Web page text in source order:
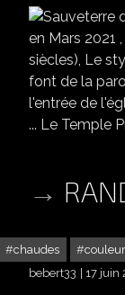
en Mars 2021
siècles), Le
font de la
l'entrée de
... Le Temple
chaudes couleur
bebert33
17 juin